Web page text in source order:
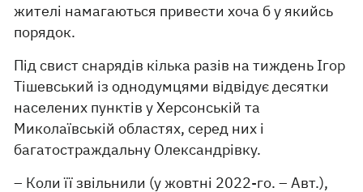
жителі намагаються привести хоча б у якийсь
порядок.
Під свист снарядів кілька разів на тиждень Ігор
Тішевський із однодумцями відвідує десятки
населених пунктів у Херсонській та
Миколаївській областях, серед них і
багатостраждальну Олександрівку.
– Коли її звільнили (у жовтні 2022-го. – Авт.),